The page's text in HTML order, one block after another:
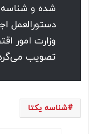
شده و شناسه
دستور‌العمل
وزارت امور
تصویب
شناسه یکتا